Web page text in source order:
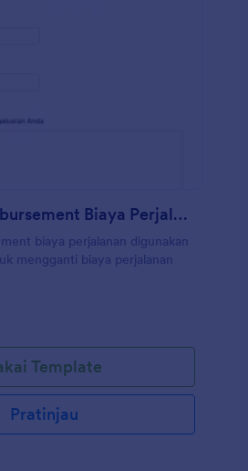
Formulir Reimbursement Biaya Perjalanan
biaya perjalanan digunakan
mengganti biaya perjalanan
Template
Pratinjau